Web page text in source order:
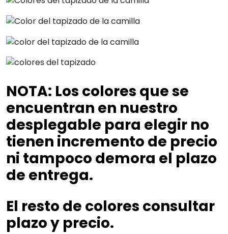
NOTA: Los colores que se
encuentran en nuestro
desplegable para elegir no
tienen incremento de precio
ni tampoco demora el plazo
de entrega.
El resto de colores consultar
plazo y precio.